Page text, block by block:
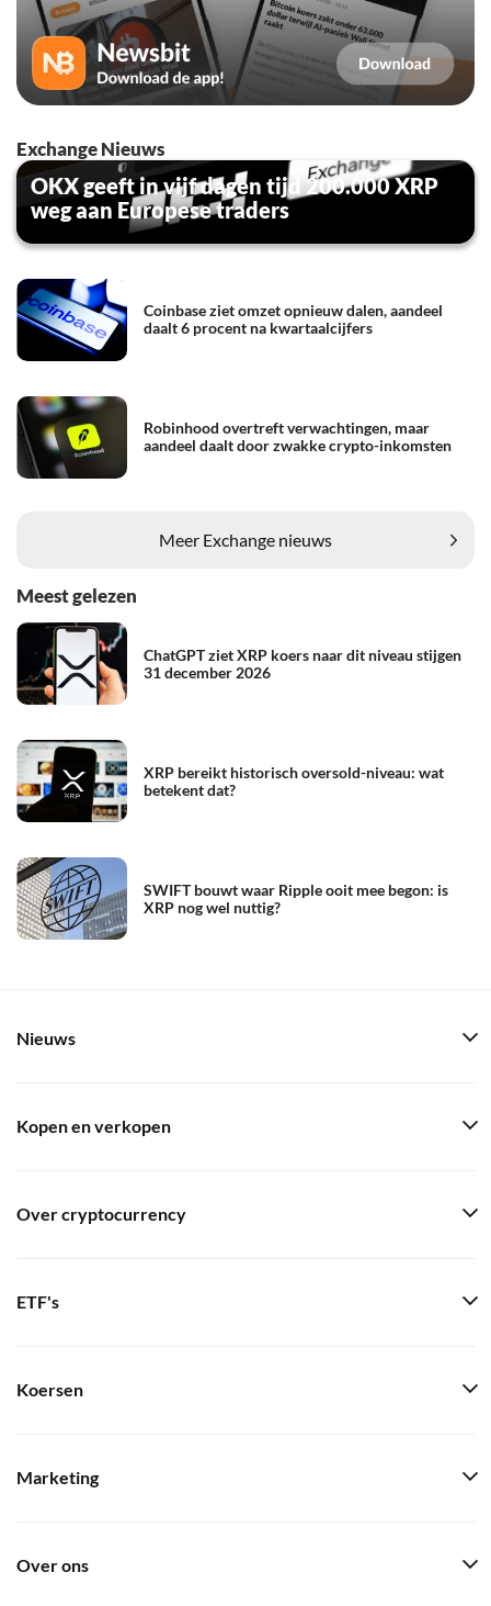
Exchange Nieuws
OKX geeft in vijf dagen tijd 200.000 XRP
weg aan Europese traders
Coinbase ziet omzet opnieuw dalen, aandeel
daalt 6 procent na kwartaalcijfers
Robinhood overtreft verwachtingen, maar
aandeel daalt door zwakke crypto-inkomsten
Meer Exchange nieuws
Meest gelezen
ChatGPT ziet XRP koers naar dit niveau stijgen
31 december 2026
XRP bereikt historisch oversold-niveau: wat
betekent dat?
SWIFT bouwt waar Ripple ooit mee begon: is
XRP nog wel nuttig?
Nieuws
Kopen en verkopen
Over cryptocurrency
ETF's
Koersen
Marketing
Over ons